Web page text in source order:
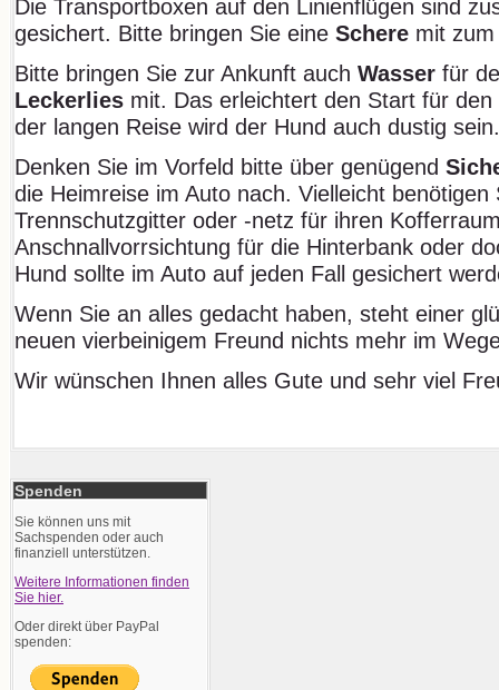
Die Transportboxen auf den Linienflügen sind
gesichert. Bitte bringen Sie eine Schere mit
Bitte bringen Sie zur Ankunft auch Wasser für
Leckerlies mit. Das erleichtert den Start für
der langen Reise wird der Hund auch dustig sein.
Denken Sie im Vorfeld bitte über genügend
die Heimreise im Auto nach. Vielleicht benötigen
Trennschutzgitter oder -netz für ihren
Anschnallvorrsichtung für die Hinterbank oder
Hund sollte im Auto auf jeden Fall gesichert
Wenn Sie an alles gedacht haben, steht einer
neuen vierbeinigem Freund nichts mehr im
Wir wünschen Ihnen alles Gute und sehr viel
Spenden
Sie können uns mit
Sachspenden oder auch
finanziell unterstützen.
Weitere Informationen finden
Sie hier.
Oder direkt über PayPal
spenden: